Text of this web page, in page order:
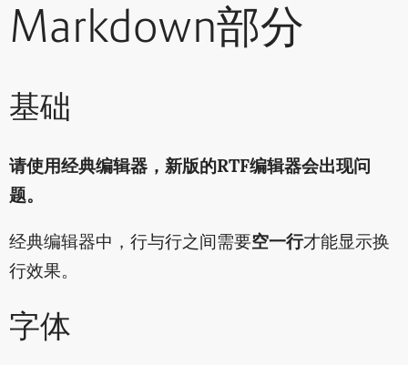
Markdown部分
基础
请使用经典编辑器，新版的RTF编辑器会出现问
题。
经典编辑器中，行与行之间需要空一行才能显示换
行效果。
字体